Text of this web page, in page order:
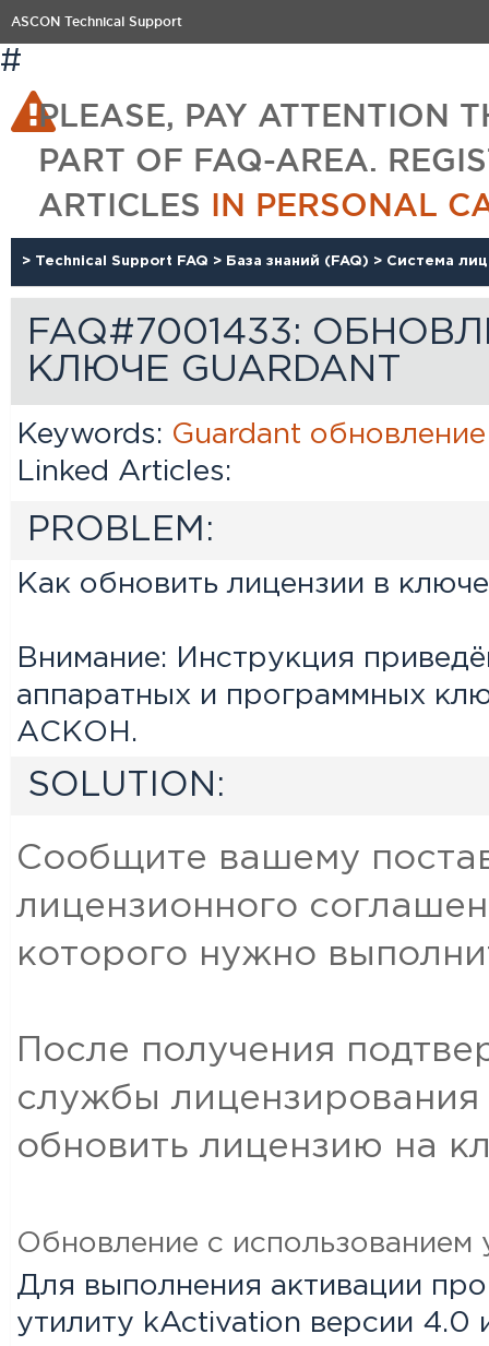
ASCON Technical Support
#
PLEASE, PAY ATTENTION
PART OF FAQ-AREA.
ARTICLES IN PERSONAL
> Technical Support FAQ > База знаний (FAQ) > Система
FAQ#7001433:
КЛЮЧЕ GUARDANT
Keywords: Guardant обновление
Linked Articles:
PROBLEM:
Как обновить лицензии в
Внимание: Инструкция
аппаратных и программных
АСКОН.
SOLUTION:
Сообщите вашему
лицензионного
которого нужно
После получения
службы
обновить лицензию на
Обновление с использованием
Для выполнения активации
утилиту kActivation версии 4.0